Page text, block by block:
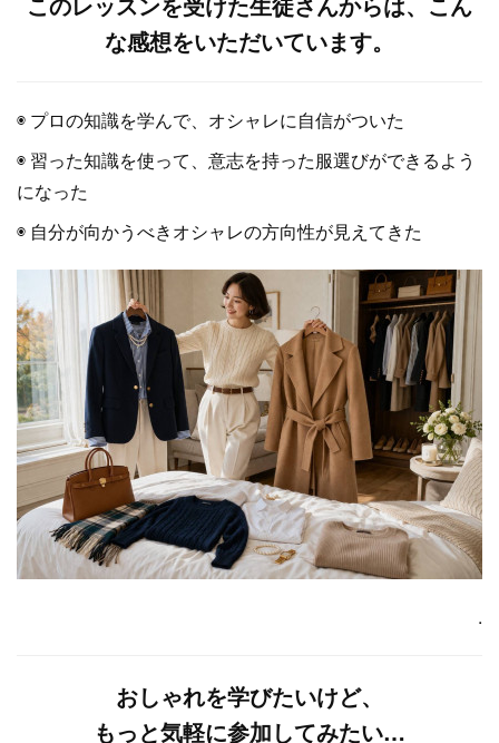
な感想をいただいています。
◉ プロの知識を学んで、オシャレに自信がついた
◉ 習った知識を使って、意志を持った服選びができるよう
になった
◉ 自分が向かうべきオシャレの方向性が見えてきた
.
おしゃれを学びたいけど、
もっと気軽に参加してみたい…